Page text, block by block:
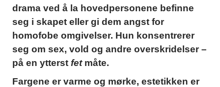
drama ved å la hovedpersonene befinne
seg i skapet eller gi dem angst for
homofobe omgivelser. Hun konsentrerer
seg om sex, vold og andre overskridelser –
på en ytterst fetmåte.
Fargene er varme og mørke, estetikken er